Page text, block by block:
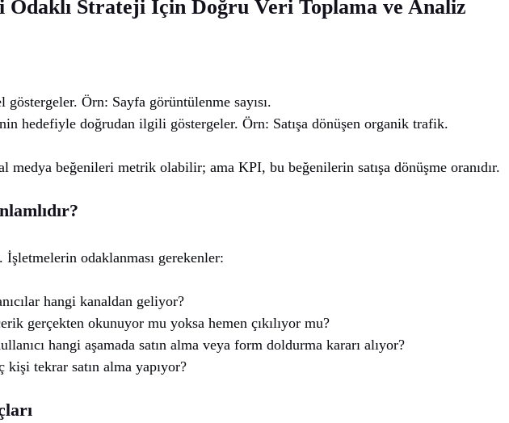
Odaklı Strateji İçin Doğru Veri Toplama ve Analiz
göstergeler. Örn: Sayfa görüntülenme sayısı.
hedefiyle doğrudan ilgili göstergeler. Örn: Satışa dönüşen organik trafik.
medya beğenileri metrik olabilir; ama KPI, bu beğenilerin satışa dönüşme oranıdır.
odaklanması gerekenler:
hangi kanaldan geliyor?
gerçekten okunuyor mu yoksa hemen çıkılıyor mu?
hangi aşamada satın alma veya form doldurma kararı alıyor?
kişi tekrar satın alma yapıyor?